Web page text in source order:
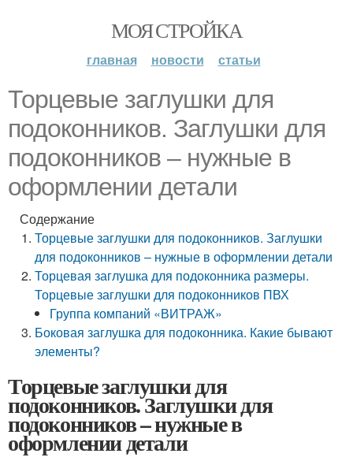
МОЯ СТРОЙКА
главная новости статьи
Торцевые заглушки для
подоконников. Заглушки для
подоконников – нужные в
оформлении детали
Содержание
Торцевые заглушки для подоконников. Заглушки
для подоконников – нужные в оформлении детали
Торцевая заглушка для подоконника размеры.
Торцевые заглушки для подоконников ПВХ
Группа компаний «ВИТРАЖ»
Боковая заглушка для подоконника. Какие бывают
элементы?
Торцевые заглушки для
подоконников. Заглушки для
подоконников – нужные в
оформлении детали